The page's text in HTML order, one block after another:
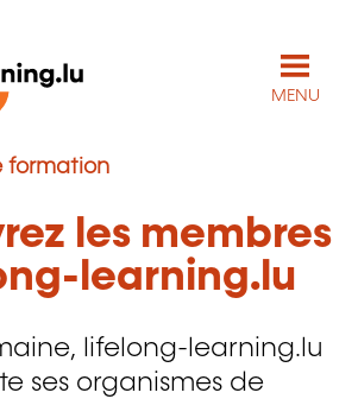
MENU
formation
les membres
learning.lu
lifelong-learning.lu
ses organismes de